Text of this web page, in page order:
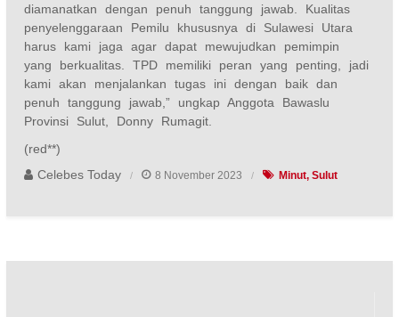
diamanatkan dengan penuh tanggung jawab. Kualitas
penyelenggaraan Pemilu khususnya di Sulawesi Utara
harus kami jaga agar dapat mewujudkan pemimpin
yang berkualitas. TPD memiliki peran yang penting, jadi
kami akan menjalankan tugas ini dengan baik dan
penuh tanggung jawab,” ungkap Anggota Bawaslu
Provinsi Sulut, Donny Rumagit.
(red**)
Celebes Today
8 November 2023 Minut Sulut